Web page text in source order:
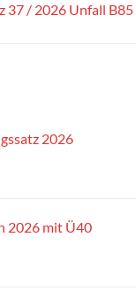
37 / 2026 Unfall B85
2026
2026 mit Ü40